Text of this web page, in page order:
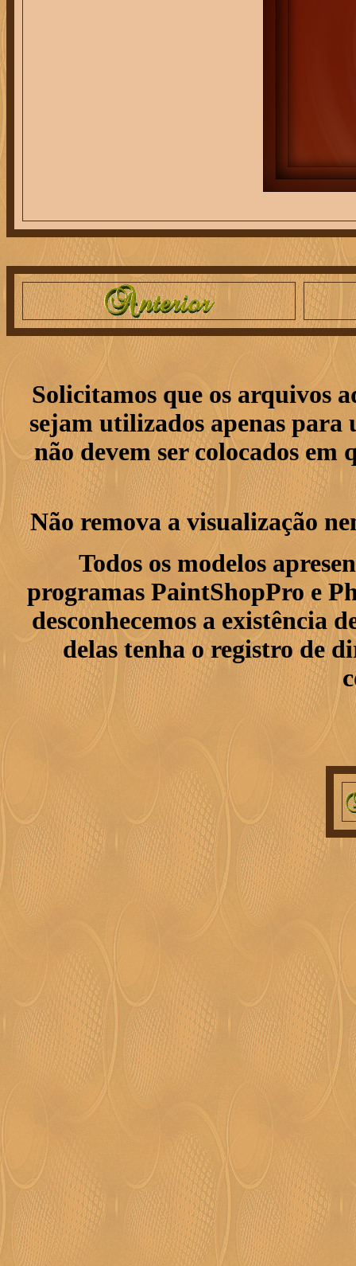
Solicitamos que os arquivos
sejam utilizados apenas para
não devem ser colocados
Não remova a visualização
Todos os modelos
programas PaintShopPro e
desconhecemos a existência
delas tenha o registro de